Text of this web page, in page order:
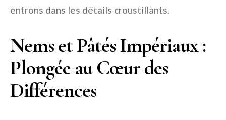
entrons dans les détails croustillants.
Nems et Pâtés Impériaux :
Plongée au Cœur des
Différences